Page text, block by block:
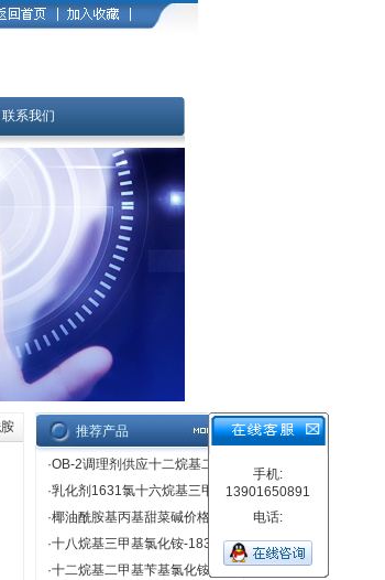
联系我们
手机:
13901650891
电话:
推荐产品
·OB-2调理剂供应十二烷基二甲基氧化胺
·乳化剂1631氯十六烷基三甲基氯化铵价格直销
·椰油酰胺基丙基甜菜碱价格|直销
·十八烷基三甲基氯化铵-1831
·十二烷基二甲基苄基氯化铵